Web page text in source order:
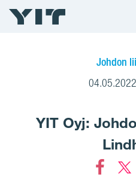
Johdon
YIT Oyj: